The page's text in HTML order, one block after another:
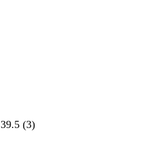
39.5 (3)